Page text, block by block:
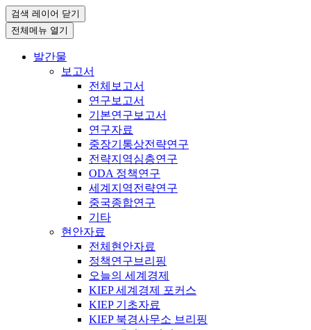
검색 레이어 닫기
전체메뉴 열기
발간물
보고서
전체보고서
연구보고서
기본연구보고서
연구자료
중장기통상전략연구
전략지역심층연구
ODA 정책연구
세계지역전략연구
중국종합연구
기타
현안자료
전체현안자료
정책연구브리핑
오늘의 세계경제
KIEP 세계경제 포커스
KIEP 기초자료
KIEP 북경사무소 브리핑